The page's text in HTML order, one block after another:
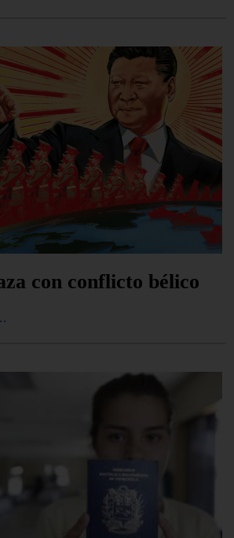
con conflicto bélico